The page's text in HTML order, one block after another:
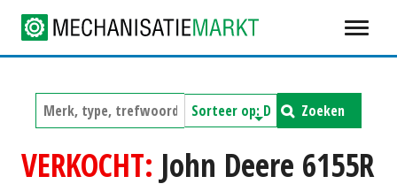
Zoeken
VERKOCHT: John Deere 6155R